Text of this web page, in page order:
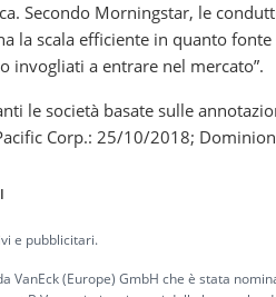
Secondo Morningstar, le
la scala efficiente in quanto
invogliati a entrare nel mercato”.
le società basate sulle
Corp.: 25/10/2018;
e pubblicitari.
VanEck (Europe) GmbH che è stata